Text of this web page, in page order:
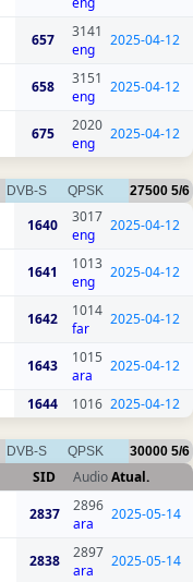
657
3141
eng
2025-04-12
658
3151
eng
2025-04-12
675
2020
eng
2025-04-12
DVB-S QPSK 27500 5/6
1640
3017
eng
2025-04-12
1641
1013
eng
2025-04-12
1642
1014
far
2025-04-12
1643
1015
ara
2025-04-12
1644 1016 2025-04-12
DVB-S QPSK 30000 5/6
SID AudioAtual.
2837
2896
ara
2025-05-14
2838
2897
ara
2025-05-14